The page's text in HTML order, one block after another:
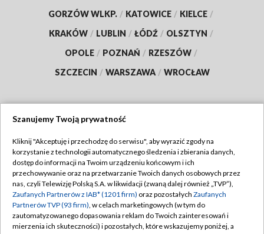
GORZÓW WLKP. / KATOWICE / KIELCE /
KRAKÓW / LUBLIN / ŁÓDŹ / OLSZTYN /
OPOLE / POZNAŃ / RZESZÓW /
SZCZECIN / WARSZAWA / WROCŁAW
TVP
Abonament TVP
Emisja w TVP
Centrum informacji TVP
Naziemna Telewizja Cyfrowa
Regulamin TVP
Polityka prywatności
Moje zgody
Szanujemy Twoją prywatność
Kliknij "Akceptuję i przechodzę do serwisu", aby wyrazić zgody na
korzystanie z technologii automatycznego śledzenia i zbierania danych,
dostęp do informacji na Twoim urządzeniu końcowym i ich
przechowywanie oraz na przetwarzanie Twoich danych osobowych przez
nas, czyli Telewizję Polską S.A. w likwidacji (zwaną dalej również „TVP”),
Zaufanych Partnerów z IAB* (1201 firm) oraz pozostałych Zaufanych
Partnerów TVP (93 firm), w celach marketingowych (w tym do
zautomatyzowanego dopasowania reklam do Twoich zainteresowań i
mierzenia ich skuteczności) i pozostałych, które wskazujemy poniżej, a